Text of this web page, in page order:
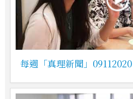
每週「真理新聞」09112020